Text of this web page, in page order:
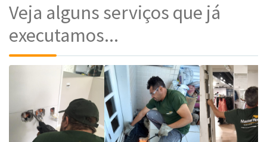
Veja alguns serviços que já
executamos...